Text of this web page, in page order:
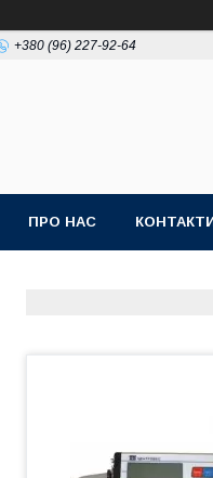
+380 (96) 227-92-64
ПРО НАС